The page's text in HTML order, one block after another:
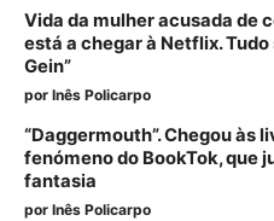
Vida da mulher acusada de
está a chegar à Netflix. Tudo
Gein”
por Inês Policarpo
“Daggermouth”. Chegou às
fenómeno do BookTok, que
fantasia
por Inês Policarpo